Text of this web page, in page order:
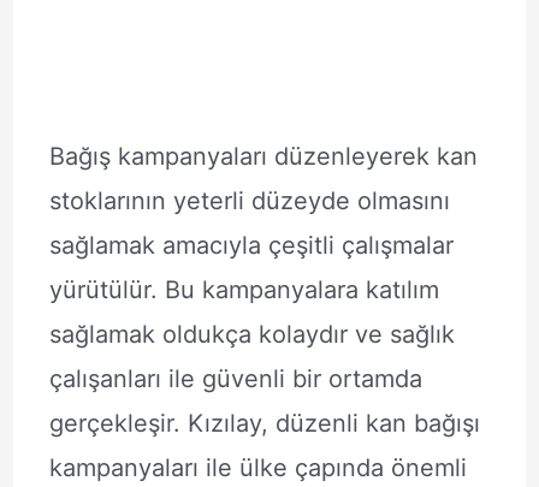
Bağış kampanyaları düzenleyerek kan
stoklarının yeterli düzeyde olmasını
sağlamak amacıyla çeşitli çalışmalar
yürütülür. Bu kampanyalara katılım
sağlamak oldukça kolaydır ve sağlık
çalışanları ile güvenli bir ortamda
gerçekleşir. Kızılay, düzenli kan bağışı
kampanyaları ile ülke çapında önemli